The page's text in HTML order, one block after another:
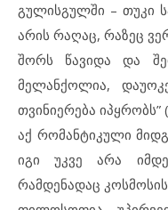
გულისგულში – თუკი
არის რაღაც, რაზეც
შორს წავიდა და
მელანქოლია,
თვინიერება
აქ რომანტიკული
იგი უკვე არა
რამდენადაც